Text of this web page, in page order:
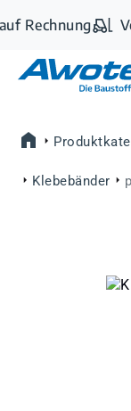
Zum Hauptinhalt
Rechnung
Klebebänder
Bildergalerie